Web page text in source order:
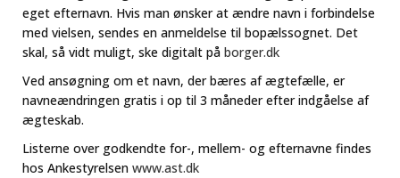
eget efternavn. Hvis man ønsker at ændre navn i forbindelse
med vielsen, sendes en anmeldelse til bopælssognet. Det
skal, så vidt muligt, ske digitalt på borger.dk
Ved ansøgning om et navn, der bæres af ægtefælle, er
navneændringen gratis i op til 3 måneder efter indgåelse af
ægteskab.
Listerne over godkendte for-, mellem- og efternavne findes
hos Ankestyrelsen www.ast.dk